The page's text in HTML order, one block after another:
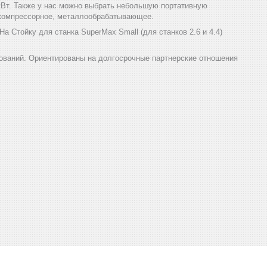
Также у нас можно выбрать небольшую портативную
металлообрабатывающее.
Стойку для станка SuperMax Small (для станков 2.6 и 4.4)
Ориентированы на долгосрочные партнерские отношения